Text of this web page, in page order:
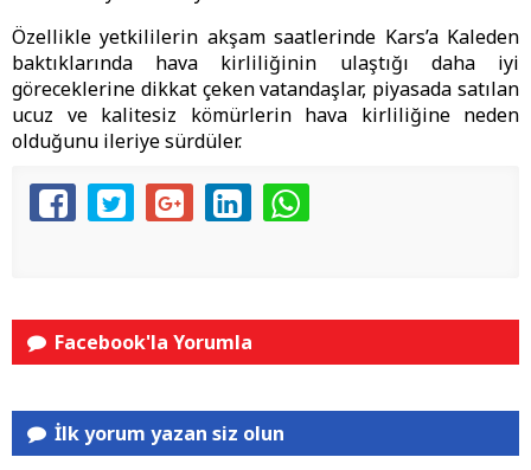
Özellikle yetkililerin akşam saatlerinde Kars’a Kaleden
baktıklarında hava kirliliğinin ulaştığı daha iyi
göreceklerine dikkat çeken vatandaşlar, piyasada satılan
ucuz ve kalitesiz kömürlerin hava kirliliğine neden
olduğunu ileriye sürdüler.
Facebook'la Yorumla
İlk yorum yazan siz olun